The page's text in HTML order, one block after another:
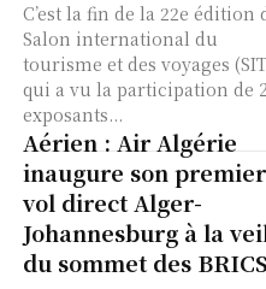
C’est la fin de la 22e édition
Salon international du
tourisme et des voyages
qui a vu la participation de
exposants...
Aérien : Air Algérie
inaugure son premier
vol direct Alger-
Johannesburg à la
du sommet des BRICS